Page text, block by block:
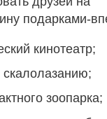
подарками-
кинотеатр;
скалолазанию;
зоопарка;